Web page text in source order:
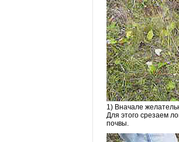
1) Вначале
Для этого срезаем
почвы.